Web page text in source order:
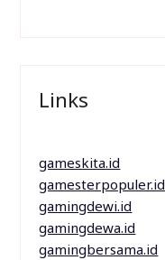
Links
gameskita.id
gamesterpopuler.id
gamingdewi.id
gamingdewa.id
gamingbersama.id